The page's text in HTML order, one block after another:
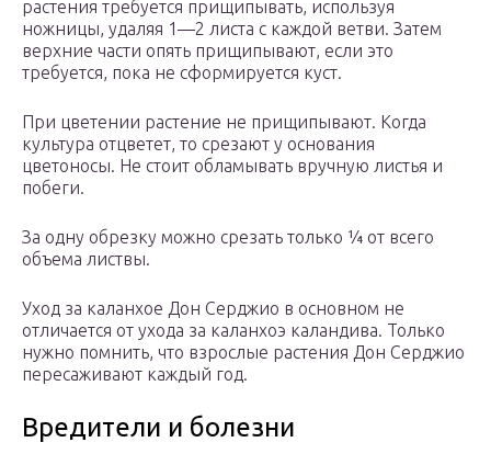
растения требуется прищипывать, используя
ножницы, удаляя 1—2 листа с каждой ветви. Затем
верхние части опять прищипывают, если это
требуется, пока не сформируется куст.
При цветении растение не прищипывают. Когда
культура отцветет, то срезают у основания
цветоносы. Не стоит обламывать вручную листья и
побеги.
За одну обрезку можно срезать только ¼ от всего
объема листвы.
Уход за каланхое Дон Серджио в основном не
отличается от ухода за каланхоэ каландива. Только
нужно помнить, что взрослые растения Дон Серджио
пересаживают каждый год.
Вредители и болезни